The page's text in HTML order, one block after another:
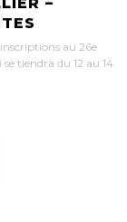
au 26e
tiendra du 12 au 14